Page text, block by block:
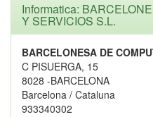
Informatica:
Y SERVICIOS S.L.
BARCELONESA DE
C PISUERGA, 15
8028 -BARCELONA
Barcelona / Cataluna
933340302